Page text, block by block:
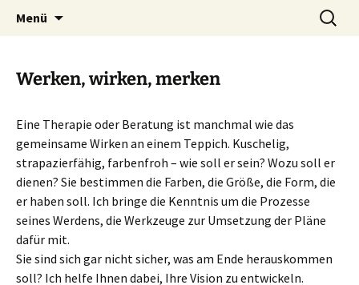
Ulrike Roderwald
Heilpraktische Psychotherapie
Menü
Suche
nach:
Werken, wirken, merken
Eine Therapie oder Beratung ist manchmal wie das
gemeinsame Wirken an einem Teppich. Kuschelig,
strapazierfähig, farbenfroh – wie soll er sein? Wozu soll er
dienen? Sie bestimmen die Farben, die Größe, die Form, die
er haben soll. Ich bringe die Kenntnis um die Prozesse
seines Werdens, die Werkzeuge zur Umsetzung der Pläne
dafür mit.
Sie sind sich gar nicht sicher, was am Ende herauskommen
soll? Ich helfe Ihnen dabei, Ihre Vision zu entwickeln.